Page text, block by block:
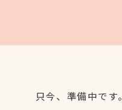
只今、準備中です。